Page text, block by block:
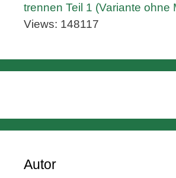
trennen Teil 1 (Variante ohne
Views: 148117
Autor